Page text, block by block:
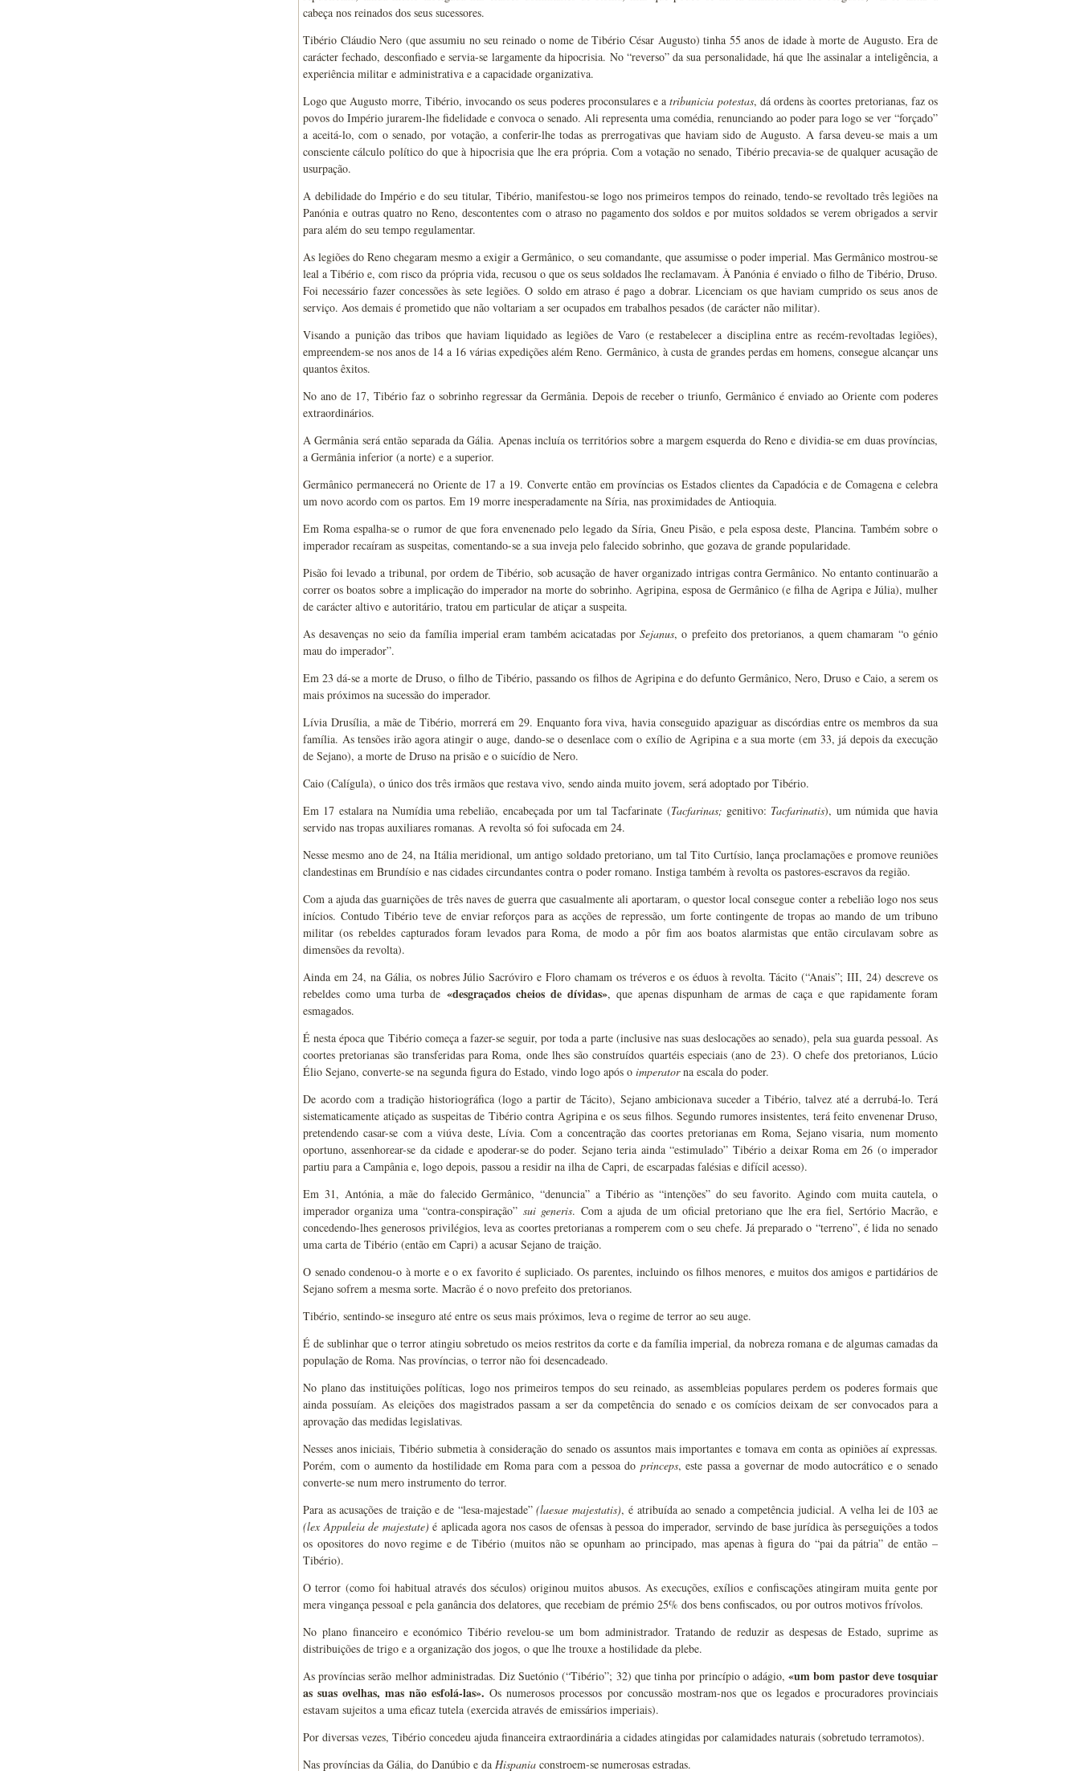
cabeça nos reinados dos seus sucessores.
Tibério Cláudio Nero (que assumiu no seu reinado o nome de Tibério César Augusto) tinha 55 anos de idade à morte de Augusto. Era de
carácter fechado, desconfiado e servia-se largamente da hipocrisia. No “reverso” da sua personalidade, há que lhe assinalar a inteligência, a
experiência militar e administrativa e a capacidade organizativa.
Logo que Augusto morre, Tibério, invocando os seus poderes proconsulares e atribunicia potestas, dá ordens às coortes pretorianas, faz os
povos do Império jurarem-lhe fidelidade e convoca o senado. Ali representa uma comédia, renunciando ao poder para logo se ver “forçado”
a aceitá-lo, com o senado, por votação, a conferir-lhe todas as prerrogativas que haviam sido de Augusto. A farsa deveu-se mais a um
consciente cálculo político do que à hipocrisia que lhe era própria. Com a votação no senado, Tibério precavia-se de qualquer acusação de
usurpação.
A debilidade do Império e do seu titular, Tibério, manifestou-se logo nos primeiros tempos do reinado, tendo-se revoltado três legiões na
Panónia e outras quatro no Reno, descontentes com o atraso no pagamento dos soldos e por muitos soldados se verem obrigados a servir
para além do seu tempo regulamentar.
As legiões do Reno chegaram mesmo a exigir a Germânico, o seu comandante, que assumisse o poder imperial. Mas Germânico mostrou-se
leal a Tibério e, com risco da própria vida, recusou o que os seus soldados lhe reclamavam. À Panónia é enviado o filho de Tibério, Druso.
Foi necessário fazer concessões às sete legiões. O soldo em atraso é pago a dobrar. Licenciam os que haviam cumprido os seus anos de
serviço. Aos demais é prometido que não voltariam a ser ocupados em trabalhos pesados (de carácter não militar).
Visando a punição das tribos que haviam liquidado as legiões de Varo (e restabelecer a disciplina entre as recém-revoltadas legiões),
empreendem-se nos anos de 14 a 16 várias expedições além Reno. Germânico, à custa de grandes perdas em homens, consegue alcançar uns
quantos êxitos.
No ano de 17, Tibério faz o sobrinho regressar da Germânia. Depois de receber o triunfo, Germânico é enviado ao Oriente com poderes
extraordinários.
A Germânia será então separada da Gália. Apenas incluía os territórios sobre a margem esquerda do Reno e dividia-se em duas províncias,
a Germânia inferior (a norte) e a superior.
Germânico permanecerá no Oriente de 17 a 19. Converte então em províncias os Estados clientes da Capadócia e de Comagena e celebra
um novo acordo com os partos. Em 19 morre inesperadamente na Síria, nas proximidades de Antioquia.
Em Roma espalha-se o rumor de que fora envenenado pelo legado da Síria, Gneu Pisão, e pela esposa deste, Plancina. Também sobre o
imperador recaíram as suspeitas, comentando-se a sua inveja pelo falecido sobrinho, que gozava de grande popularidade.
Pisão foi levado a tribunal, por ordem de Tibério, sob acusação de haver organizado intrigas contra Germânico. No entanto continuarão a
correr os boatos sobre a implicação do imperador na morte do sobrinho. Agripina, esposa de Germânico (e filha de Agripa e Júlia), mulher
de carácter altivo e autoritário, tratou em particular de atiçar a suspeita.
As desavenças no seio da família imperial eram também acicatadas por Sejanus, o prefeito dos pretorianos, a quem chamaram “o génio
mau do imperador”.
Em 23 dá-se a morte de Druso, o filho de Tibério, passando os filhos de Agripina e do defunto Germânico, Nero, Druso e Caio, a serem os
mais próximos na sucessão do imperador.
Lívia Drusília, a mãe de Tibério, morrerá em 29. Enquanto fora viva, havia conseguido apaziguar as discórdias entre os membros da sua
família. As tensões irão agora atingir o auge, dando-se o desenlace com o exílio de Agripina e a sua morte (em 33, já depois da execução
de Sejano), a morte de Druso na prisão e o suicídio de Nero.
Caio (Calígula), o único dos três irmãos que restava vivo, sendo ainda muito jovem, será adoptado por Tibério.
Em 17 estalara na Numídia uma rebelião, encabeçada por um tal Tacfarinate (Tacfarinas; genitivo: Tacfarinatis), um númida que havia
servido nas tropas auxiliares romanas. A revolta só foi sufocada em 24.
Nesse mesmo ano de 24, na Itália meridional, um antigo soldado pretoriano, um tal Tito Curtísio, lança proclamações e promove reuniões
clandestinas em Brundísio e nas cidades circundantes contra o poder romano. Instiga também à revolta os pastores-escravos da região.
Com a ajuda das guarnições de três naves de guerra que casualmente ali aportaram, o questor local consegue conter a rebelião logo nos seus
inícios. Contudo Tibério teve de enviar reforços para as acções de repressão, um forte contingente de tropas ao mando de um tribuno
militar (os rebeldes capturados foram levados para Roma, de modo a pôr fim aos boatos alarmistas que então circulavam sobre as
dimensões da revolta).
Ainda em 24, na Gália, os nobres Júlio Sacróviro e Floro chamam os tréveros e os éduos à revolta. Tácito (“Anais”; III, 24) descreve os
rebeldes como uma turba de «desgraçados cheios de dívidas», que apenas dispunham de armas de caça e que rapidamente foram
esmagados.
É nesta época que Tibério começa a fazer-se seguir, por toda a parte (inclusive nas suas deslocações ao senado), pela sua guarda pessoal. As
coortes pretorianas são transferidas para Roma, onde lhes são construídos quartéis especiais (ano de 23). O chefe dos pretorianos, Lúcio
Élio Sejano, converte-se na segunda figura do Estado, vindo logo após o imperatorna escala do poder.
De acordo com a tradição historiográfica (logo a partir de Tácito), Sejano ambicionava suceder a Tibério, talvez até a derrubá-lo. Terá
sistematicamente atiçado as suspeitas de Tibério contra Agripina e os seus filhos. Segundo rumores insistentes, terá feito envenenar Druso,
pretendendo casar-se com a viúva deste, Lívia. Com a concentração das coortes pretorianas em Roma, Sejano visaria, num momento
oportuno, assenhorear-se da cidade e apoderar-se do poder. Sejano teria ainda “estimulado” Tibério a deixar Roma em 26 (o imperador
partiu para a Campânia e, logo depois, passou a residir na ilha de Capri, de escarpadas falésias e difícil acesso).
Em 31, Antónia, a mãe do falecido Germânico, “denuncia” a Tibério as “intenções” do seu favorito. Agindo com muita cautela, o
imperador organiza uma “contra-conspiração” sui generis. Com a ajuda de um oficial pretoriano que lhe era fiel, Sertório Macrão, e
concedendo-lhes generosos privilégios, leva as coortes pretorianas a romperem com o seu chefe. Já preparado o “terreno”, é lida no senado
uma carta de Tibério (então em Capri) a acusar Sejano de traição.
O senado condenou-o à morte e o ex favorito é supliciado. Os parentes, incluindo os filhos menores, e muitos dos amigos e partidários de
Sejano sofrem a mesma sorte. Macrão é o novo prefeito dos pretorianos.
Tibério, sentindo-se inseguro até entre os seus mais próximos, leva o regime de terror ao seu auge.
É de sublinhar que o terror atingiu sobretudo os meios restritos da corte e da família imperial, da nobreza romana e de algumas camadas da
população de Roma. Nas províncias, o terror não foi desencadeado.
No plano das instituições políticas, logo nos primeiros tempos do seu reinado, as assembleias populares perdem os poderes formais que
ainda possuíam. As eleições dos magistrados passam a ser da competência do senado e os comícios deixam de ser convocados para a
aprovação das medidas legislativas.
Nesses anos iniciais, Tibério submetia à consideração do senado os assuntos mais importantes e tomava em conta as opiniões aí expressas.
Porém, com o aumento da hostilidade em Roma para com a pessoa do princeps, este passa a governar de modo autocrático e o senado
converte-se num mero instrumento do terror.
Para as acusações de traição e de “lesa-majestade”(laesae majestatis), é atribuída ao senado a competência judicial. A velha lei de 103 ae
(lex Appuleia de majestate) é aplicada agora nos casos de ofensas à pessoa do imperador, servindo de base jurídica às perseguições a todos
os opositores do novo regime e de Tibério (muitos não se opunham ao principado, mas apenas à figura do “pai da pátria” de então –
Tibério).
O terror (como foi habitual através dos séculos) originou muitos abusos. As execuções, exílios e confiscações atingiram muita gente por
mera vingança pessoal e pela ganância dos delatores, que recebiam de prémio 25% dos bens confiscados, ou por outros motivos frívolos.
No plano financeiro e económico Tibério revelou-se um bom administrador. Tratando de reduzir as despesas de Estado, suprime as
distribuições de trigo e a organização dos jogos, o que lhe trouxe a hostilidade da plebe.
As províncias serão melhor administradas. Diz Suetónio (“Tibério”; 32) que tinha por princípio o adágio,«um bom pastor deve tosquiar
as suas ovelhas, mas não esfolá-las». Os numerosos processos por concussão mostram-nos que os legados e procuradores provinciais
estavam sujeitos a uma eficaz tutela (exercida através de emissários imperiais).
Por diversas vezes, Tibério concedeu ajuda financeira extraordinária a cidades atingidas por calamidades naturais (sobretudo terramotos).
Nas províncias da Gália, do Danúbio e da Hispania constroem-se numerosas estradas.